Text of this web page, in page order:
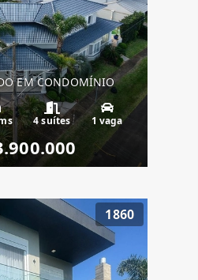
EM CONDOMÍNIO
4 suítes 1 vaga
1860